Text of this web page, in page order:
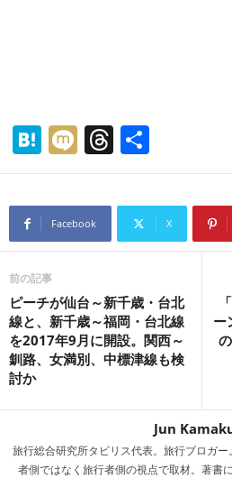
H
at
e
n
a
M
ixi
T
hr
e
d
有
Facebook X
前の記事
ピーチが仙台～新千歳・台北
線と、新千歳～福岡・台北線
を2017年9月に開設。関西～
釧路、女満別、中標津線も検
討か
ー
Jun
旅行総合研究所タビリス代表。旅行ブロガ
者側ではなく旅行者側の視点で取材。著書